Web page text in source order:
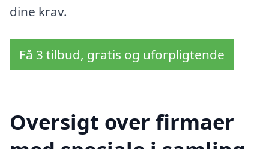
dine krav.
Få 3 tilbud, gratis og uforpligtende
Oversigt over firmaer